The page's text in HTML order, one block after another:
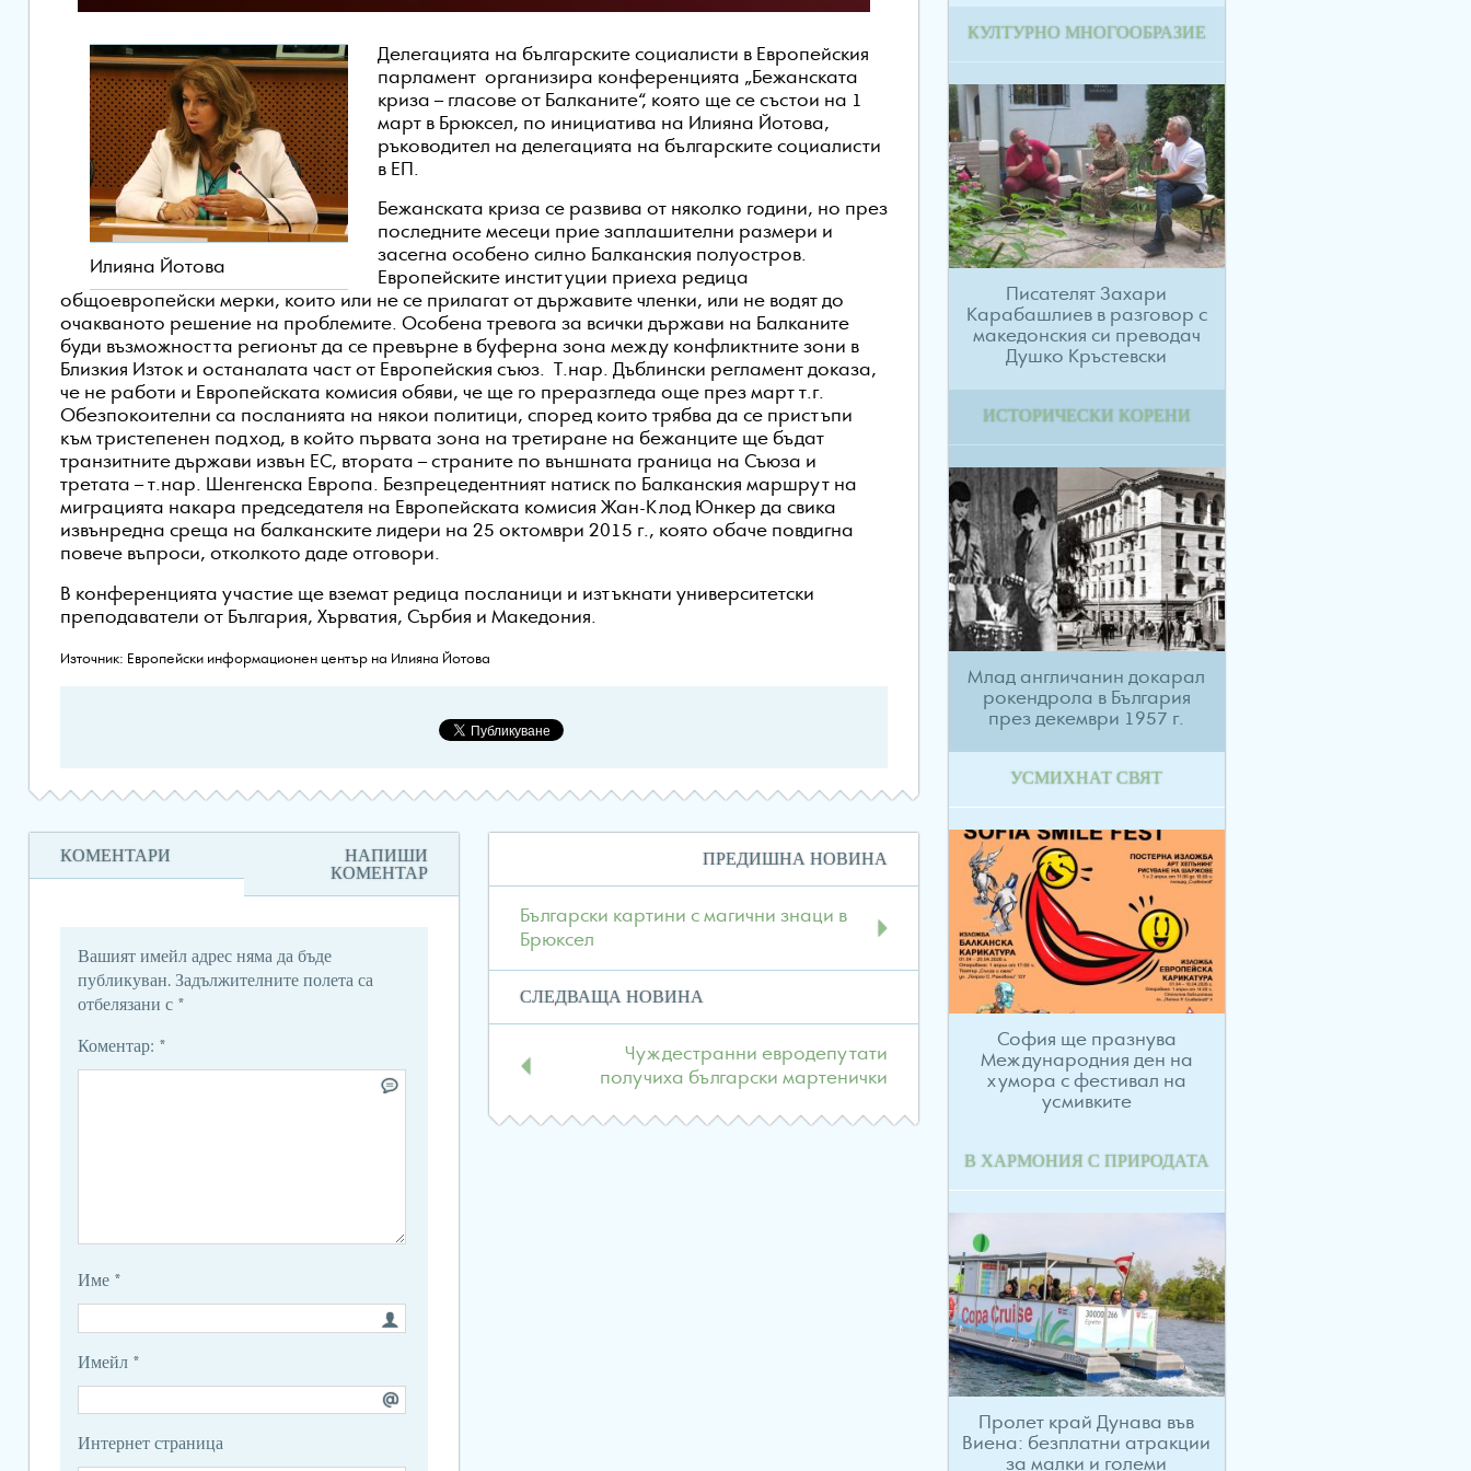
Илияна Йотова
Делегацията на българските социалисти в Европейския
парламент организира конференцията „Бежанската
криза – гласове от Балканите“, която ще се състои на 1
март в Брюксел, по инициатива на Илияна Йотова,
ръководител на делегацията на българските социалисти
в ЕП.
Бежанската криза се развива от няколко години, но през
последните месеци прие заплашителни размери и
засегна особено силно Балканския полуостров.
Европейските институции приеха редица
общоевропейски мерки, които или не се прилагат от държавите членки, или не водят до
очакваното решение на проблемите. Особена тревога за всички държави на Балканите
буди възможността регионът да се превърне в буферна зона между конфликтните зони в
Близкия Изток и останалата част от Европейския съюз. Т.нар. Дъблински регламент доказа,
че не работи и Европейската комисия обяви, че ще го преразгледа още през март т.г.
Обезпокоителни са посланията на някои политици, според които трябва да се пристъпи
към тристепенен подход, в който първата зона на третиране на бежанците ще бъдат
транзитните държави извън ЕС, втората – страните по външната граница на Съюза и
третата – т.нар. Шенгенска Европа. Безпрецедентният натиск по Балканския маршрут на
миграцията накара председателя на Европейската комисия Жан-Клод Юнкер да свика
извънредна среща на балканските лидери на 25 октомври 2015 г., която обаче повдигна
повече въпроси, отколкото даде отговори.
В конференцията участие ще вземат редица посланици и изтъкнати университетски
преподаватели от България, Хърватия, Сърбия и Македония.
Източник: Европейски информационен център на Илияна Йотова
КОМЕНТАРИ
НАПИШИ
КОМЕНТАР
Вашият имейл адрес няма да бъде
публикуван. Задължителните полета са
отбелязани с *
Коментар: *
Име *
Имейл *
Интернет страница
в
публикациите
ПРЕДИШНА НОВИНА
Български картини с магични знаци в
Брюксел
СЛЕДВАЩА НОВИНА
Чуждестранни евродепутати
получиха български мартенички
КУЛТУРНО МНОГООБРАЗИЕ
Писателят Захари
Карабашлиев в разговор с
македонския си преводач
Душко Кръстевски
ИСТОРИЧЕСКИ КОРЕНИ
Млад англичанин докарал
рокендрола в България
през декември 1957 г.
УСМИХНАТ СВЯТ
София ще празнува
Международния ден на
хумора с фестивал на
усмивките
В ХАРМОНИЯ С ПРИРОДАТА
Пролет край Дунава във
Виена: безплатни атракции
за малки и големи